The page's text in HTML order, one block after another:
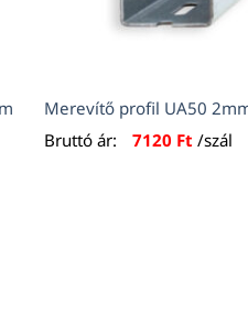
Merevítő profil UA50
Bruttó ár:
7120 Ft /szál